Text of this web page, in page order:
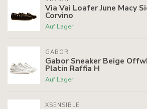
Via Vai Loafer June Macy
Corvino
Auf Lager
GABOR
Gabor Sneaker Beige
Platin Raffia H
Auf Lager
XSENSIBLE